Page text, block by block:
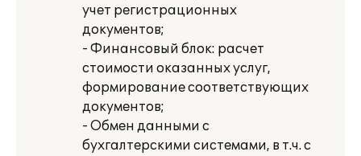
учет регистрационных
документов;
- Финансовый блок: расчет
стоимости оказанных услуг,
формирование соответствующих
документов;
- Обмен данными с
бухгалтерскими системами, в т.ч. с